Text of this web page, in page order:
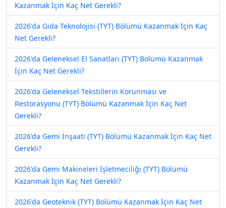
Kazanmak İçin Kaç Net Gerekli?
2026'da Gıda Teknolojisi (TYT) Bölümü Kazanmak İçin Kaç
Net Gerekli?
2026'da Geleneksel El Sanatları (TYT) Bölümü Kazanmak
İçin Kaç Net Gerekli?
2026'da Geleneksel Tekstillerin Korunması ve
Restorasyonu (TYT) Bölümü Kazanmak İçin Kaç Net
Gerekli?
2026'da Gemi İnşaatı (TYT) Bölümü Kazanmak İçin Kaç Net
Gerekli?
2026'da Gemi Makineleri İşletmeciliği (TYT) Bölümü
Kazanmak İçin Kaç Net Gerekli?
2026'da Geoteknik (TYT) Bölümü Kazanmak İçin Kaç Net